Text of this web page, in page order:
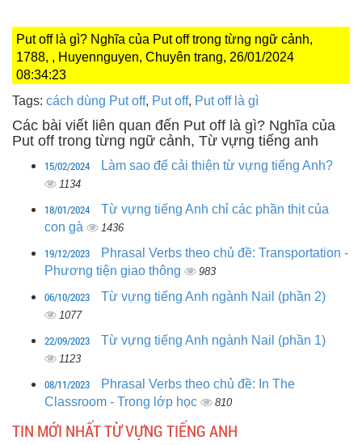
Put off là gì? Nghĩa của Put off trong từng ngữ cảnh,
1788, , Huyennguyen, Chuyên trang, 26/01/2024
08:34:23
Tags: cách dùng Put off, Put off, Put off là gì
Các bài viết liên quan đến Put off là gì? Nghĩa của
Put off trong từng ngữ cảnh, Từ vựng tiếng anh
15/02/2024 Làm sao để cải thiện từ vựng tiếng Anh?
1134
18/01/2024
Từ vựng tiếng Anh chỉ các phần thịt của
con gà
1436
19/12/2023
Phrasal Verbs theo chủ đề: Transportation -
Phương tiện giao thông
983
06/10/2023 Từ vựng tiếng Anh ngành Nail (phần 2)
1077
22/09/2023 Từ vựng tiếng Anh ngành Nail (phần 1)
1123
08/11/2023
Phrasal Verbs theo chủ đề: In The
Classroom - Trong lớp học
810
TIN MỚI NHẤT TỪ VỰNG TIẾNG ANH